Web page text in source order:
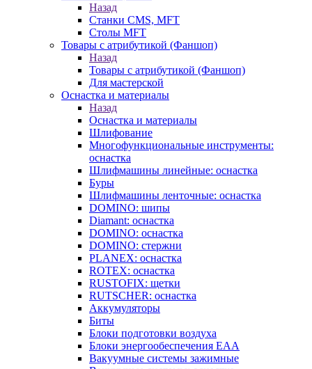
Назад
Станки CMS, MFT
Столы MFT
Товары с атрибутикой (Фаншоп)
Назад
Товары с атрибутикой (Фаншоп)
Для мастерской
Оснастка и материалы
Назад
Оснастка и материалы
Шлифование
Многофункциональные инструменты:
оснастка
Шлифмашины линейные: оснастка
Буры
Шлифмашины ленточные: оснастка
DOMINO: шипы
Diamant: оснастка
DOMINO: оснастка
DOMINO: стержни
PLANEX: оснастка
ROTEX: оснастка
RUSTOFIX: щетки
RUTSCHER: оснастка
Аккумуляторы
Биты
Блоки подготовки воздуха
Блоки энергообеспечения EAA
Вакуумные системы зажимные